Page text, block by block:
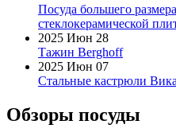
Посуда большего
стеклокерамической
2025 Июн 28
Тажин Berghoff
2025 Июн 07
Стальные кастрюли
Обзоры посуды